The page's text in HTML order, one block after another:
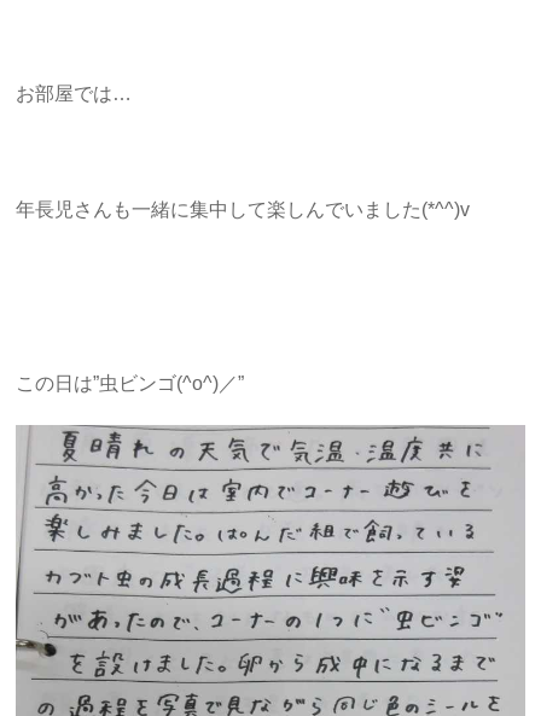
お部屋では…
年長児さんも一緒に集中して楽しんでいました(*^^)v
この日は”虫ビンゴ(^o^)／”